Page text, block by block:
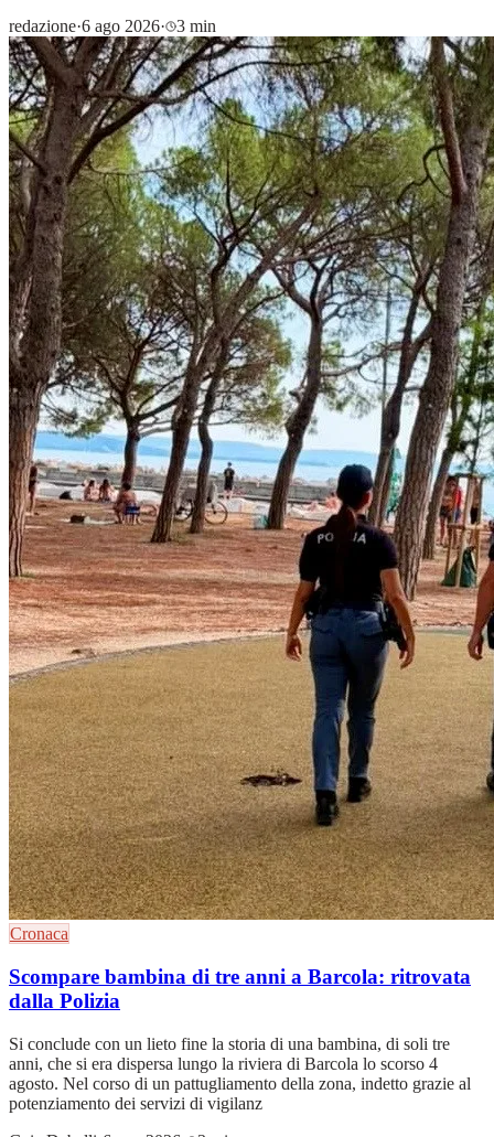
redazione·6 ago 2026· 3 min
Cronaca
Scompare bambina di tre anni a Barcola: ritrovata
dalla Polizia
Si conclude con un lieto fine la storia di una bambina, di soli tre
anni, che si era dispersa lungo la riviera di Barcola lo scorso 4
agosto. Nel corso di un pattugliamento della zona, indetto grazie al
potenziamento dei servizi di vigilanz